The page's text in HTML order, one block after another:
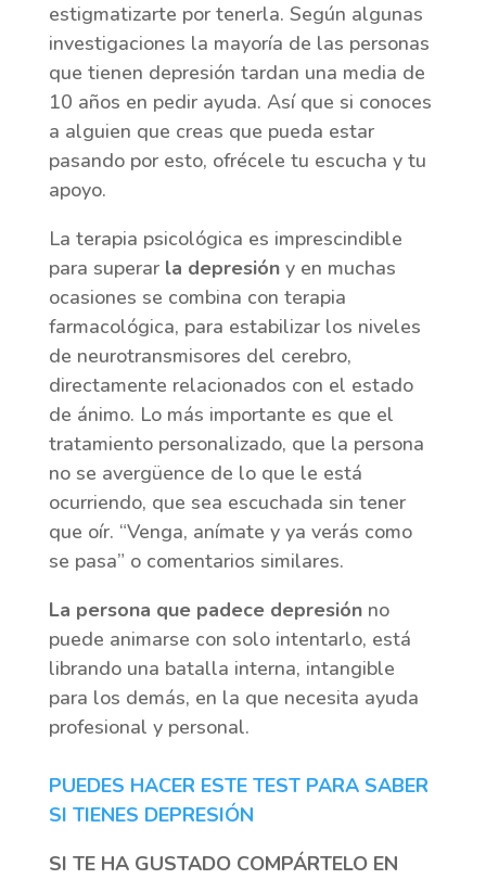
estigmatizarte por tenerla. Según algunas
investigaciones la mayoría de las personas
que tienen depresión tardan una media de
10 años en pedir ayuda. Así que si conoces
a alguien que creas que pueda estar
pasando por esto, ofrécele tu escucha y tu
apoyo.
La terapia psicológica es imprescindible
para superar la depresión y en muchas
ocasiones se combina con terapia
farmacológica, para estabilizar los niveles
de neurotransmisores del cerebro,
directamente relacionados con el estado
de ánimo. Lo más importante es que el
tratamiento personalizado, que la persona
no se avergüence de lo que le está
ocurriendo, que sea escuchada sin tener
que oír. “Venga, anímate y ya verás como
se pasa” o comentarios similares.
La persona que padece depresiónno
puede animarse con solo intentarlo, está
librando una batalla interna, intangible
para los demás, en la que necesita ayuda
profesional y personal.
PUEDES HACER ESTE TEST PARA SABER
SI TIENES DEPRESIÓN
SI TE HA GUSTADO COMPÁRTELO EN